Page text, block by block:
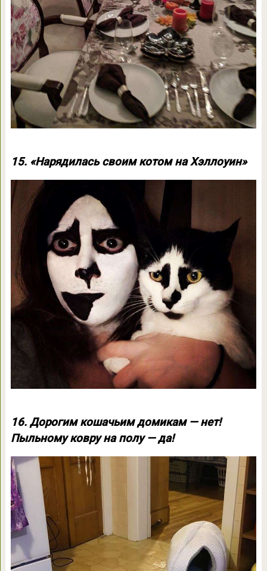
15. «Нарядилась своим котом на Хэллоуин»
16. Дорогим кошачьим домикам — нет!
Пыльному ковру на полу — да!